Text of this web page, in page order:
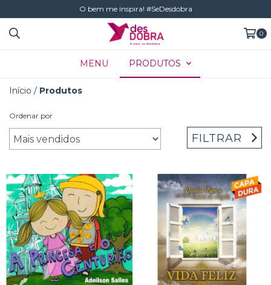
O bem me inspira! #SeDesdobra
0
MENU PRODUTOS
Início / Produtos
Ordenar por
FILTRAR